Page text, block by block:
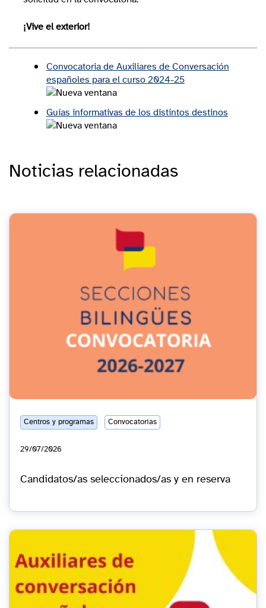
¡Vive el exterior!
Convocatoria de Auxiliares de Conversación
españoles para el curso 2024-25
Guías informativas de los distintos destinos
Noticias relacionadas
29/07/2026
Centros y programas Convocatorias
Candidatos/as seleccionados/as y en reserva